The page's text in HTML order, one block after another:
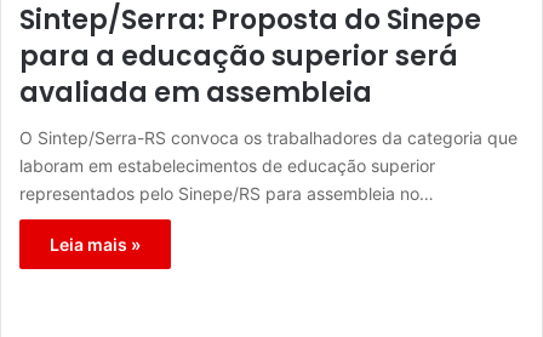
Sintep/Serra: Proposta do Sinepe
para a educação superior será
avaliada em assembleia
O Sintep/Serra-RS convoca os trabalhadores da categoria que
laboram em estabelecimentos de educação superior
representados pelo Sinepe/RS para assembleia no…
Leia mais »